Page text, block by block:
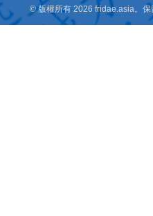
© 版權所有 2026 fridae.asia。